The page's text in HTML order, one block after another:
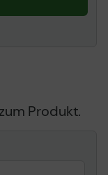
Produkt.